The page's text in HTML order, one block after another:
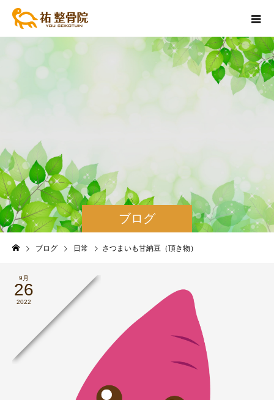
ブログ
ブログ 日常 さつまいも甘納豆（頂き物）
9月
26
2022